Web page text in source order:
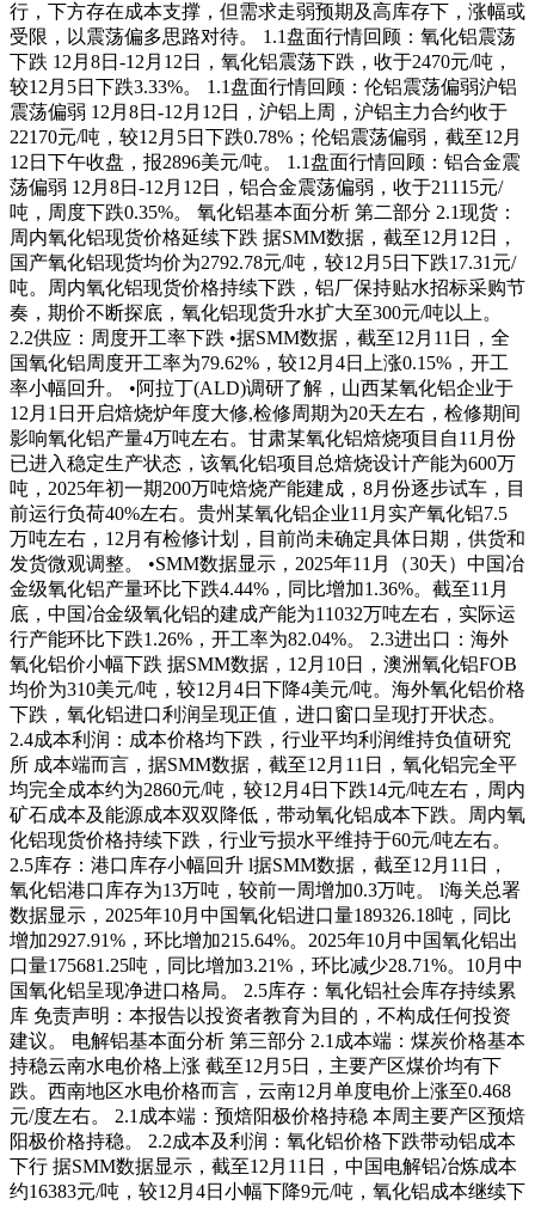
行，下方存在成本支撑，但需求走弱预期及高库存下，涨幅或
受限，以震荡偏多思路对待。 1.1盘面行情回顾：氧化铝震荡
下跌 12月8日-12月12日，氧化铝震荡下跌，收于2470元/吨，
较12月5日下跌3.33%。 1.1盘面行情回顾：伦铝震荡偏弱沪铝
震荡偏弱 12月8日-12月12日，沪铝上周，沪铝主力合约收于
22170元/吨，较12月5日下跌0.78%；伦铝震荡偏弱，截至12月
12日下午收盘，报2896美元/吨。 1.1盘面行情回顾：铝合金震
荡偏弱 12月8日-12月12日，铝合金震荡偏弱，收于21115元/
吨，周度下跌0.35%。 氧化铝基本面分析 第二部分 2.1现货：
周内氧化铝现货价格延续下跌 据SMM数据，截至12月12日，
国产氧化铝现货均价为2792.78元/吨，较12月5日下跌17.31元/
吨。周内氧化铝现货价格持续下跌，铝厂保持贴水招标采购节
奏，期价不断探底，氧化铝现货升水扩大至300元/吨以上。
2.2供应：周度开工率下跌 •据SMM数据，截至12月11日，全
国氧化铝周度开工率为79.62%，较12月4日上涨0.15%，开工
率小幅回升。 •阿拉丁(ALD)调研了解，山西某氧化铝企业于
12月1日开启焙烧炉年度大修,检修周期为20天左右，检修期间
影响氧化铝产量4万吨左右。甘肃某氧化铝焙烧项目自11月份
已进入稳定生产状态，该氧化铝项目总焙烧设计产能为600万
吨，2025年初一期200万吨焙烧产能建成，8月份逐步试车，目
前运行负荷40%左右。贵州某氧化铝企业11月实产氧化铝7.5
万吨左右，12月有检修计划，目前尚未确定具体日期，供货和
发货微观调整。 •SMM数据显示，2025年11月（30天）中国冶
金级氧化铝产量环比下跌4.44%，同比增加1.36%。截至11月
底，中国冶金级氧化铝的建成产能为11032万吨左右，实际运
行产能环比下跌1.26%，开工率为82.04%。 2.3进出口：海外
氧化铝价小幅下跌 据SMM数据，12月10日，澳洲氧化铝FOB
均价为310美元/吨，较12月4日下降4美元/吨。海外氧化铝价格
下跌，氧化铝进口利润呈现正值，进口窗口呈现打开状态。
2.4成本利润：成本价格均下跌，行业平均利润维持负值研究
所 成本端而言，据SMM数据，截至12月11日，氧化铝完全平
均完全成本约为2860元/吨，较12月4日下跌14元/吨左右，周内
矿石成本及能源成本双双降低，带动氧化铝成本下跌。周内氧
化铝现货价格持续下跌，行业亏损水平维持于60元/吨左右。
2.5库存：港口库存小幅回升 l据SMM数据，截至12月11日，
氧化铝港口库存为13万吨，较前一周增加0.3万吨。 l海关总署
数据显示，2025年10月中国氧化铝进口量189326.18吨，同比
增加2927.91%，环比增加215.64%。2025年10月中国氧化铝出
口量175681.25吨，同比增加3.21%，环比减少28.71%。10月中
国氧化铝呈现净进口格局。 2.5库存：氧化铝社会库存持续累
库 免责声明：本报告以投资者教育为目的，不构成任何投资
建议。 电解铝基本面分析 第三部分 2.1成本端：煤炭价格基本
持稳云南水电价格上涨 截至12月5日，主要产区煤价均有下
跌。西南地区水电价格而言，云南12月单度电价上涨至0.468
元/度左右。 2.1成本端：预焙阳极价格持稳 本周主要产区预焙
阳极价格持稳。 2.2成本及利润：氧化铝价格下跌带动铝成本
下行 据SMM数据显示，截至12月11日，中国电解铝冶炼成本
约16383元/吨，较12月4日小幅下降9元/吨，氧化铝成本继续下